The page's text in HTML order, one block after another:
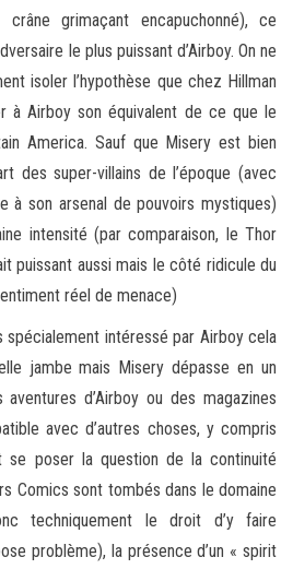
grimaçant encapuchonné), ce
le plus puissant d’Airboy. On ne
isoler l’hypothèse que chez Hillman
à Airboy son équivalent de ce que le
America. Sauf que Misery est bien
des super-villains de l’époque (avec
à son arsenal de pouvoirs mystiques)
intensité (par comparaison, le Thor
puissant aussi mais le côté ridicule du
réel de menace)
spécialement intéressé par Airboy cela
jambe mais Misery dépasse en un
d’Airboy ou des magazines
avec d’autres choses, y compris
se poser la question de la continuité
Comics sont tombés dans le domaine
techniquement le droit d’y faire
problème), la présence d’un « spirit